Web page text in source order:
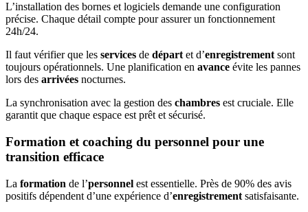
L’installation des bornes et logiciels demande une configuration
précise. Chaque détail compte pour assurer un fonctionnement
24h/24.
Il faut vérifier que les services de départ et d’enregistrement sont
toujours opérationnels. Une planification en avance évite les pannes
lors des arrivées nocturnes.
La synchronisation avec la gestion des chambres est cruciale. Elle
garantit que chaque espace est prêt et sécurisé.
Formation et coaching du personnel pour une
transition efficace
La formation de l’personnel est essentielle. Près de 90% des avis
positifs dépendent d’une expérience d’enregistrement satisfaisante.